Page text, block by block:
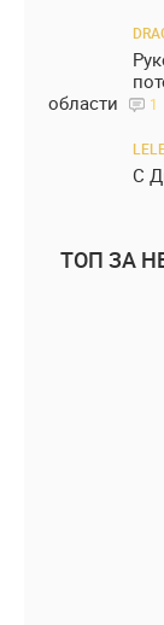
области
1
С
ТОП ЗА